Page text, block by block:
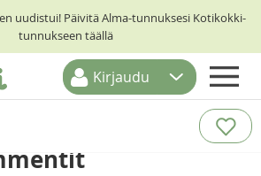
uudistui! Päivitä Alma-tunnuksesi Kotikokki-
tunnukseen täällä
Kirjaudu